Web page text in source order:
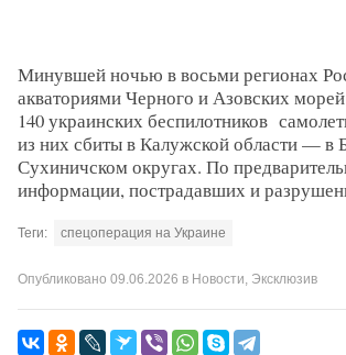
Минувшей ночью в восьми регионах
акваториями Черного и Азовских
140 украинских беспилотников
из них сбиты в Калужской области — в
Сухиничском округах. По
информации, пострадавших и
Теги: спецоперация на Украине
Опубликовано 09.06.2026 в Новости Эксклюзив